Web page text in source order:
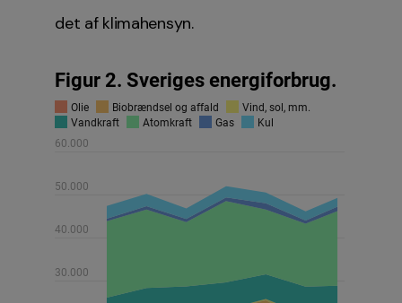
det af klimahensyn.